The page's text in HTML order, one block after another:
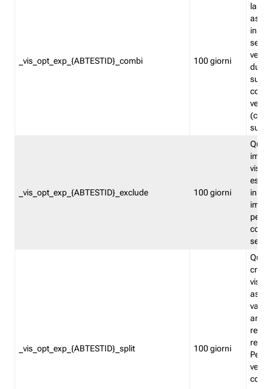
_vis_opt_exp_{ABTESTID}_combi 100 giorni
la
in
_vis_opt_exp_{ABTESTID}_exclude 100 giorni
in
_vis_opt_exp_{ABTESTID}_split 100 giorni